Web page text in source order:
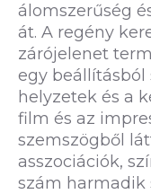
álomszerűség
át. A regény
zárójelenet
egy beállításból
helyzetek és a
film és az
szemszögből
asszociációk,
szám harmadik